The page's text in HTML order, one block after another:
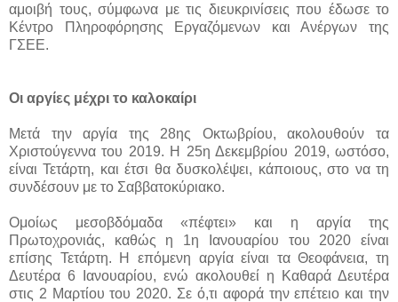
αμοιβή τους, σύμφωνα με τις διευκρινίσεις που έδωσε το
Κέντρο Πληροφόρησης Εργαζόμενων και Ανέργων της
ΓΣΕΕ.
Οι αργίες μέχρι το καλοκαίρι
Μετά την αργία της 28ης Οκτωβρίου, ακολουθούν τα
Χριστούγεννα του 2019. Η 25η Δεκεμβρίου 2019, ωστόσο,
είναι Τετάρτη, και έτσι θα δυσκολέψει, κάποιους, στο να τη
συνδέσουν με το Σαββατοκύριακο.
Ομοίως μεσοβδόμαδα «πέφτει» και η αργία της
Πρωτοχρονιάς, καθώς η 1η Ιανουαρίου του 2020 είναι
επίσης Τετάρτη. Η επόμενη αργία είναι τα Θεοφάνεια, τη
Δευτέρα 6 Ιανουαρίου, ενώ ακολουθεί η Καθαρά Δευτέρα
στις 2 Μαρτίου του 2020. Σε ό,τι αφορά την επέτειο και την